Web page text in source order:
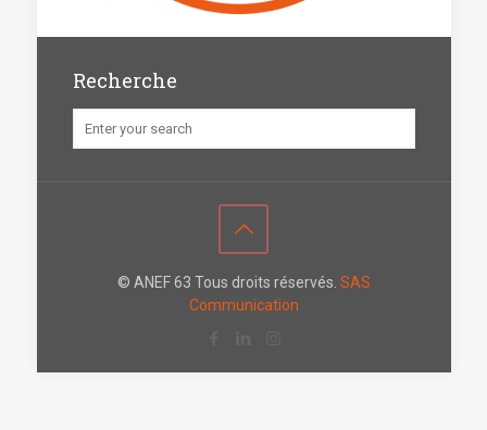
Recherche
© ANEF 63 Tous droits réservés. SAS
Communication